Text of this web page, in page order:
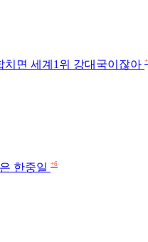
치면 세계1위 강대국이잖아
한중일 +6